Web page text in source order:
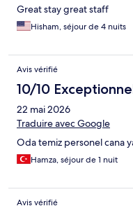
Great stay great staff
Hisham, séjour de 4 nuits
Avis vérifié
10/10
22 mai 2026
Traduire avec Google
Oda temiz personel cana
Hamza, séjour de 1 nuit
Avis vérifié